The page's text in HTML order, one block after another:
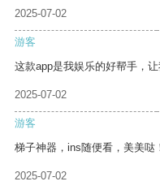
2025-07-02
游客
这款app是我娱乐的好帮手，
2025-07-02
游客
梯子神器，ins随便看，美美哒
2025-07-02